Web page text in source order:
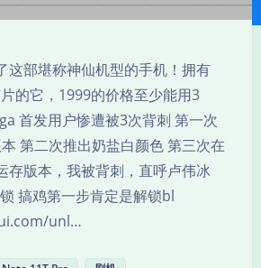
Sans Serif
这部堪称神仙机型的手机！拥有
的它，1999的价格至少能用3
首发用户惨遭被3次背刺 第一次
第二次推出奶盐白颜色 第三次在
存版本，我被背刺，直呼卢伟冰
搞鸡第一步肯定是解锁bl
unl…